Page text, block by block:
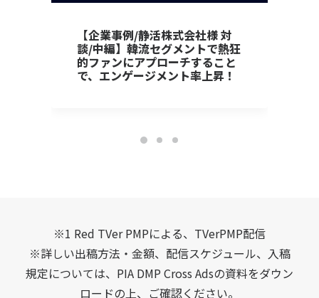
【企業事例/静活株式会社様 対
談/中編】韓流セグメントで熱狂
的ファンにアプローチすること
で、エンゲージメント率上昇！
※1 Red TVer PMPによる、TVerPMP配信
※詳しい出稿方法・金額、配信スケジュール、入稿
規定については、PIA DMP Cross Adsの資料をダウン
ロードの上、ご確認ください。